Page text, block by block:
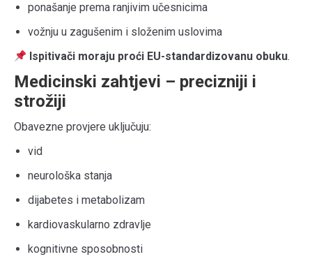
ponašanje prema ranjivim učesnicima
vožnju u zagušenim i složenim uslovima
Ispitivači moraju proći EU-standardizovanu obuku.
Medicinski zahtjevi – precizniji i
strožiji
Obavezne provjere uključuju:
vid
neurološka stanja
dijabetes i metabolizam
kardiovaskularno zdravlje
kognitivne sposobnosti